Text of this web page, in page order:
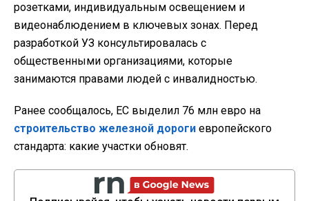
розетками, индивидуальным освещением и
видеонаблюдением в ключевых зонах. Перед
разработкой УЗ консультировалась с
общественными организациями, которые
занимаются правами людей с инвалидностью.
Ранее сообщалось, ЕС выделил 76 млн евро на
строительство железной дороги европейского
стандарта: какие участки обновят.